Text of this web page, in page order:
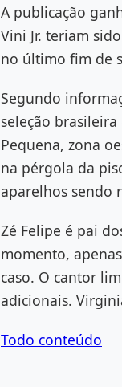
A publicação
Vini Jr. teriam
no último fim de
Segundo
seleção
Pequena, zona
na pérgola da
aparelhos sendo
Zé Felipe é pai
momento,
caso. O cantor
adicionais.
Todo conteúdo